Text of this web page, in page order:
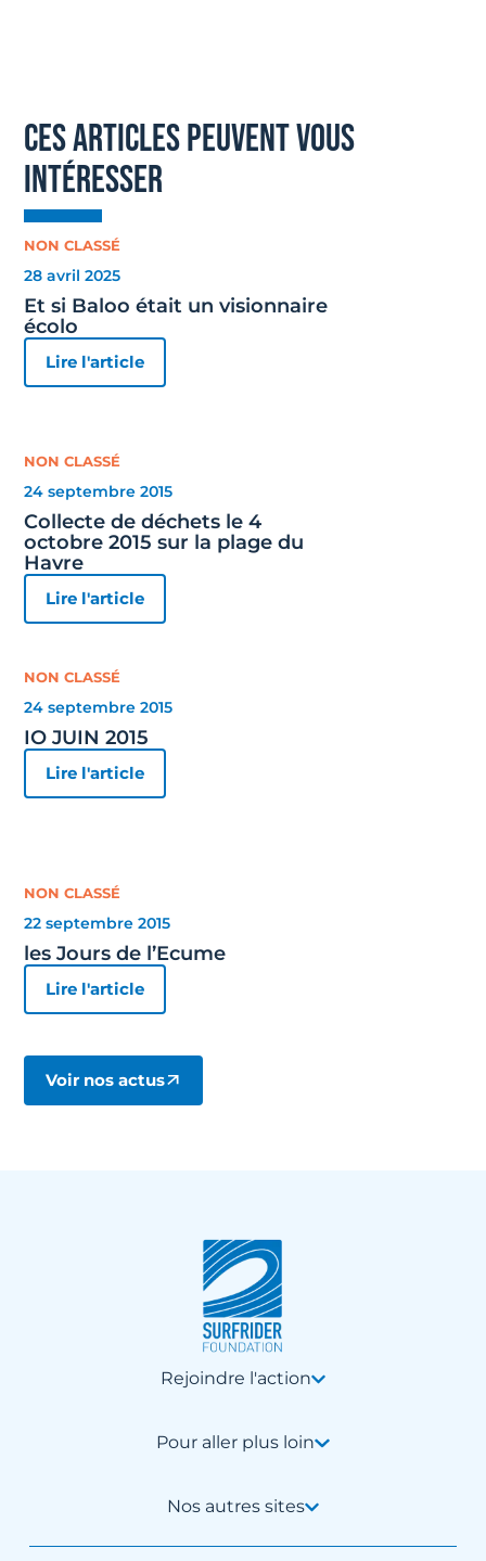
ces articles peuvent vous
intéresser
NON CLASSÉ
28 avril 2025
Et si Baloo était un visionnaire
écolo
Lire l'article
NON CLASSÉ
24 septembre 2015
Collecte de déchets le 4
octobre 2015 sur la plage du
Havre
Lire l'article
NON CLASSÉ
24 septembre 2015
IO JUIN 2015
Lire l'article
NON CLASSÉ
22 septembre 2015
les Jours de l’Ecume
Lire l'article
Voir nos actus
Rejoindre l'action
Pour aller plus loin
Nos autres sites